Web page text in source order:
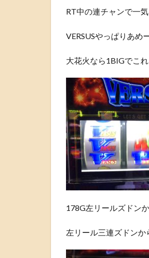
RT中の連チャンで一
VERSUSやっぱりあめ
大花火なら1BIGでこ
178G左リールズドンか
左リール三連ズドンか